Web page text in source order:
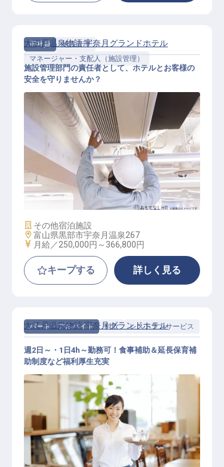
正社員
施設管理
マネージャー・支配人（施設管理）
施設管理スタッフ（総合職・幹部候
補）
大江戸温泉物語 宇奈月グランドホテル
施設管理部門の責任者として、ホテルとお客様の
安全を守りませんか？
施設業態
その他宿泊施設
勤務地
富山県黒部市宇奈月温泉267
給与
月給／250,000円～ 366,800円
キープする 詳しく見る
パート・アルバイト 料飲 レストランサービス
レストランサービススタッフ
大江戸温泉物語 宇奈月グランドホテル
週2日～・1日4h～勤務可！食事補助＆延長保育補
助制度など福利厚生充実